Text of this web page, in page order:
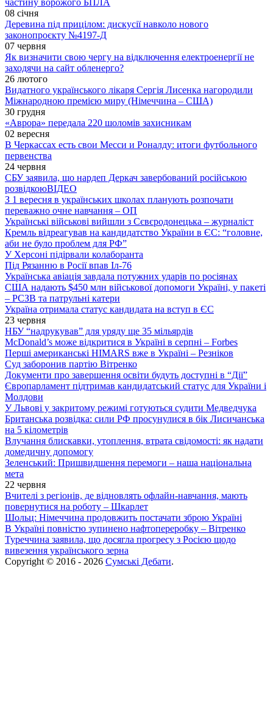
частину ворожого БПЛА
08 січня
Деревина під прицілом: дискусії навколо нового
законопроєкту №4197-Д
07 червня
Як визначити свою чергу на відключення електроенергії не
заходячи на сайт обленерго?
26 лютого
Видатного українського лікаря Сергія Лисенка нагородили
Міжнародною премією миру (Німеччина – США)
30 грудня
«Аврора» передала 220 шоломів захисникам
02 вересня
В Черкассах есть свои Месси и Роналду: итоги футбольного
первенства
24 червня
СБУ заявила, що нардеп Деркач завербований російською
розвідкоюВІДЕО
З 1 вересня в українських школах планують розпочати
переважно очне навчання – ОП
Українські військові вийшли з Сєвєродонецька – журналіст
Кремль відреагував на кандидатство України в ЄС: “головне,
аби не було проблем для РФ”
У Херсоні підірвали колаборанта
Під Рязанню в Росії впав Іл-76
Українська авіація завдала потужних ударів по росіянах
США надають $450 млн військової допомоги Україні, у пакеті
– РСЗВ та патрульні катери
Україна отримала статус кандидата на вступ в ЄС
23 червня
НБУ “надрукував” для уряду ще 35 мільярдів
McDonald’s може відкритися в Україні в серпні – Forbes
Перші американські HIMARS вже в Україні – Резніков
Суд заборонив партію Вітренко
Документи про завершення освіти будуть доступні в “Дії”
Європарламент підтримав кандидатський статус для України і
Молдови
У Львові у закритому режимі готуються судити Медведчука
Британська розвідка: сили РФ просунулися в бік Лисичанська
на 5 кілометрів
Влучання блискавки, утоплення, втрата свідомості: як надати
домедичну допомогу
Зеленський: Пришвидшення перемоги – наша національна
мета
22 червня
Вчителі з регіонів, де відновлять офлайн-навчання, мають
повернутися на роботу – Шкарлет
Шольц: Німеччина продовжить постачати зброю Україні
В Україні повністю зупинено нафтопереробку – Вітренко
Туреччина заявила, що досягла прогресу з Росією щодо
вивезення українського зерна
Copyright © 2016 - 2026 Сумські Дебати.